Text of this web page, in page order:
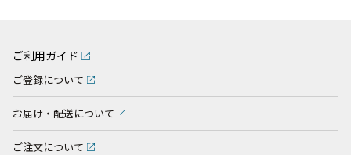
ご利用ガイド
ご登録について
お届け・配送について
ご注文について